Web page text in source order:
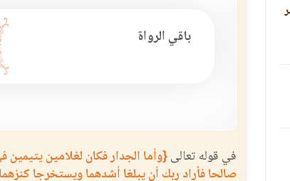
باقي الرواة
في قوله تعالى{وأما الجدار فكان لغلامين يتيمين
صالحا فأراد ربك أن يبلغا أشدهما ويستخرجا